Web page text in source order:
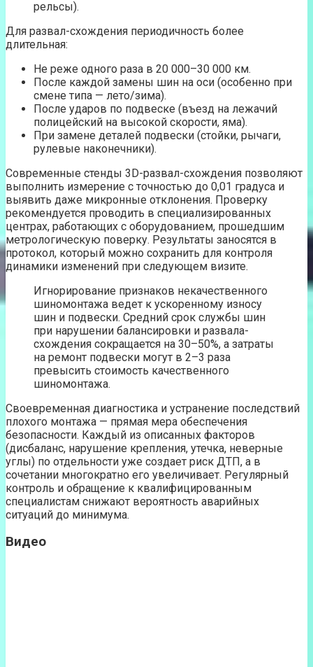
рельсы).
Для развал-схождения периодичность более
длительная:
Не реже одного раза в 20 000–30 000 км.
После каждой замены шин на оси (особенно при
смене типа — лето/зима).
После ударов по подвеске (въезд на лежачий
полицейский на высокой скорости, яма).
При замене деталей подвески (стойки, рычаги,
рулевые наконечники).
Современные стенды 3D-развал-схождения позволяют
выполнить измерение с точностью до 0,01 градуса и
выявить даже микронные отклонения. Проверку
рекомендуется проводить в специализированных
центрах, работающих с оборудованием, прошедшим
метрологическую поверку. Результаты заносятся в
протокол, который можно сохранить для контроля
динамики изменений при следующем визите.
Игнорирование признаков некачественного
шиномонтажа ведет к ускоренному износу
шин и подвески. Средний срок службы шин
при нарушении балансировки и развала-
схождения сокращается на 30–50%, а затраты
на ремонт подвески могут в 2–3 раза
превысить стоимость качественного
шиномонтажа.
Своевременная диагностика и устранение последствий
плохого монтажа — прямая мера обеспечения
безопасности. Каждый из описанных факторов
(дисбаланс, нарушение крепления, утечка, неверные
углы) по отдельности уже создает риск ДТП, а в
сочетании многократно его увеличивает. Регулярный
контроль и обращение к квалифицированным
специалистам снижают вероятность аварийных
ситуаций до минимума.
Видео